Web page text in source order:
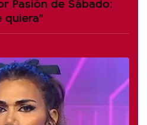
quiera"